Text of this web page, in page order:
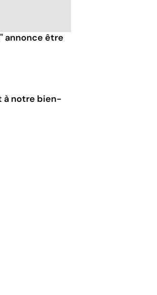
annonce être
à notre bien-